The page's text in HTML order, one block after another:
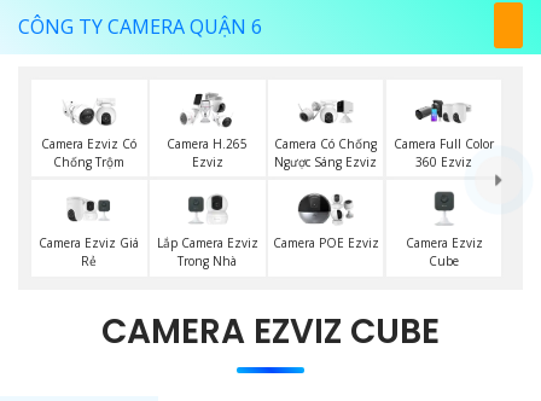
CÔNG TY CAMERA QUẬN 6
Camera Ezviz Có
Chống Trộm
Camera H.265
Ezviz
Camera Có Chống
Ngược Sáng Ezviz
Camera Full Color
360 Ezviz
Camera Ezviz Giá
Rẻ
Lắp Camera Ezviz
Trong Nhà
Camera POE Ezviz
Camera Ezviz
Cube
CAMERA EZVIZ CUBE